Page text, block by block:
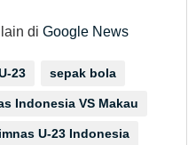
di Google News
23 sepak bola
Indonesia VS Makau
U-23 Indonesia